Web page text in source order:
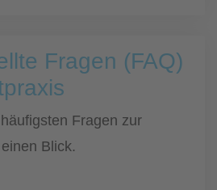
Fragen (FAQ)
Fragen zur
Blick.